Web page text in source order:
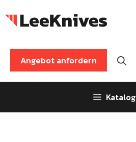
Inhalt
Angebot anfordern
Katalog